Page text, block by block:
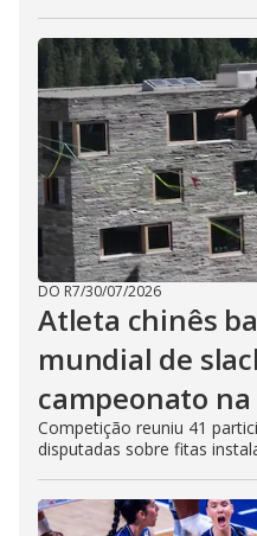
DO R7/30/07/2026
Atleta chinês
mundial de
campeonato na
Competição reuniu 41
disputadas sobre fitas